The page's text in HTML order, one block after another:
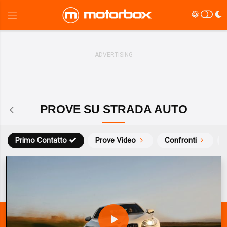
PROVE SU STRADA AUTO
Prove Video Confronti
Primo Contatto